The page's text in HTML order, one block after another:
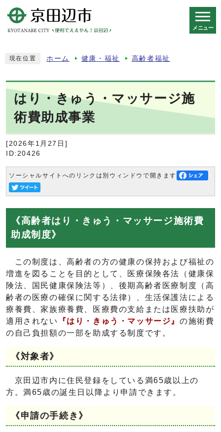
メニュー
現在位置 ホーム 健康・福祉 高齢者福祉
はり・きゅう・マッサージ施
術費助成事業
[2026年1月27日]
ID:20426
ソーシャルサイトへのリンクは別ウィンドウで開きます
《高齢者はり・きゅう・マッサージ施術費
助成制度》
この制度は、高齢者の方の健康の保持および福祉の
増進を図ることを目的として、医療保険各法（健康保
険法、国民健康保険法等）、後期高齢者医療制度（高
齢者の医療の確保に関する法律）、生活保護法による
療養費、家族療養費、医療費の支給または医療扶助が
適用されない
『はり・きゅう・マッサージ』の施術費
の自己負担額の一部を助成する制度です。
《対象者》
京田辺市内に住民登録をしている満65歳以上の
方。満65歳の誕生日以降より申請できます。
《申請の手続き》